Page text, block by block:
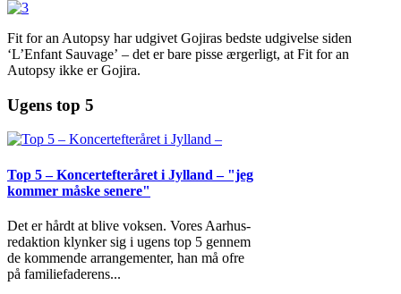
Fit for an Autopsy har udgivet Gojiras bedste udgivelse siden
‘L’Enfant Sauvage’ – det er bare pisse ærgerligt, at Fit for an
Autopsy ikke er Gojira.
Ugens top 5
Top 5 – Koncertefteråret i Jylland – "jeg
kommer måske senere"
Det er hårdt at blive voksen. Vores Aarhus-
redaktion klynker sig i ugens top 5 gennem
de kommende arrangementer, han må ofre
på familiefaderens...